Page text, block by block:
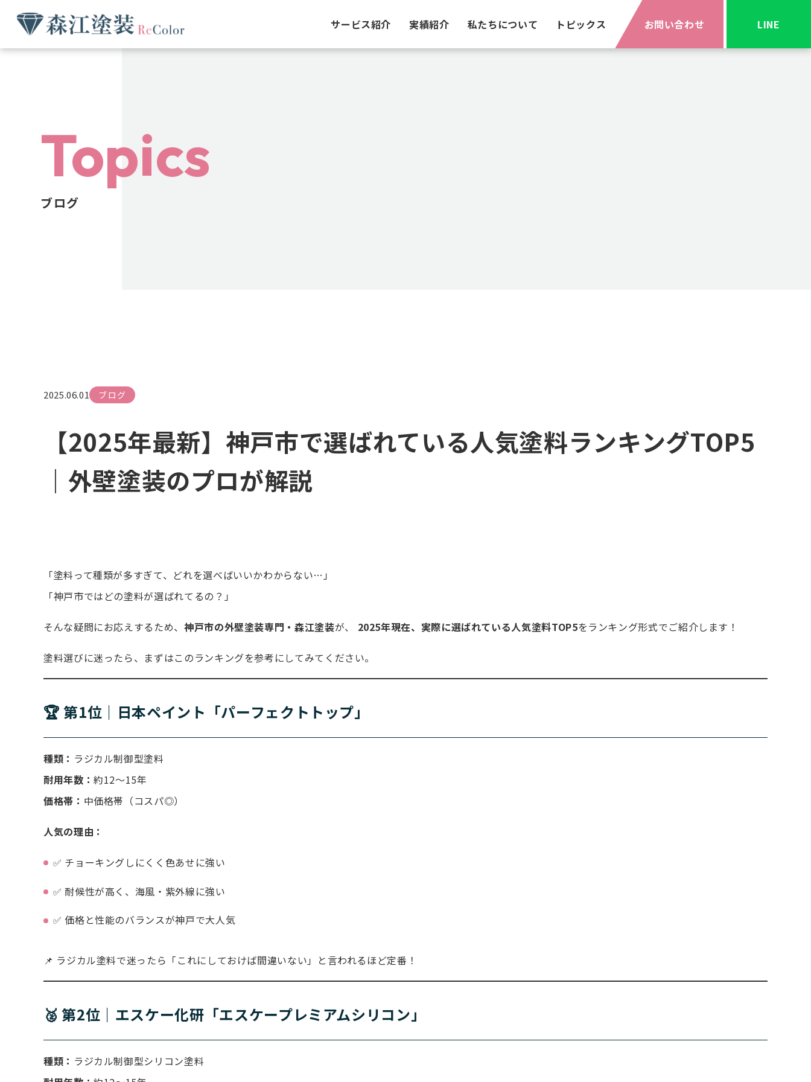
サービス紹介 実績紹介 私たちについて トピックス お問い合わせ LINE
Topics
ブログ
2025.06.01 ブログ
【2025年最新】神戸市で選ばれている人気塗料ランキングTOP5
｜外壁塗装のプロが解説
「塗料って種類が多すぎて、どれを選べばいいかわからない…」
「神戸市ではどの塗料が選ばれてるの？」
そんな疑問にお応えするため、 神戸市の外壁塗装専門・森江塗装が、 2025年現在、実際に選ばれている人気塗料TOP5をランキング形式でご紹介します！
塗料選びに迷ったら、まずはこのランキングを参考にしてみてください。
🏆 第1位｜日本ペイント「パーフェクトトップ」
種類： ラジカル制御型塗料
耐用年数：約12〜15年
価格帯： 中価格帯（コスパ◎）
人気の理由：
✅ チョーキングしにくく色あせに強い
✅ 耐候性が高く、海風・紫外線に強い
✅ 価格と性能のバランスが神戸で大人気
📌 ラジカル塗料で迷ったら「これにしておけば間違いない」と言われるほど定番！
🥈 第2位｜エスケー化研「エスケープレミアムシリコン」
種類： ラジカル制御型シリコン塗料